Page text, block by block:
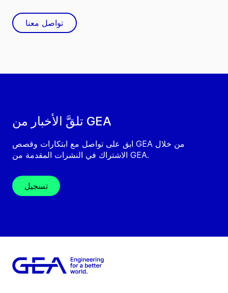
تلقَّ الأخبار من GEA
ابق على تواصل مع ابتكارات وقصص GEA من خلال
الاشتراك في النشرات المقدمة من GEA.
تسجيل
تواصل معنا